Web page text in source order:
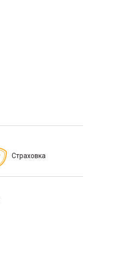
Страховка